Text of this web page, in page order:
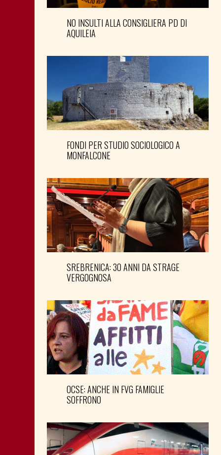
NO INSULTI ALLA CONSIGLIERA PD DI
AQUILEIA
FONDI PER STUDIO SOCIOLOGICO A
MONFALCONE
SREBRENICA: 30 ANNI DA STRAGE
VERGOGNOSA
OCSE: ANCHE IN FVG FAMIGLIE
SOFFRONO